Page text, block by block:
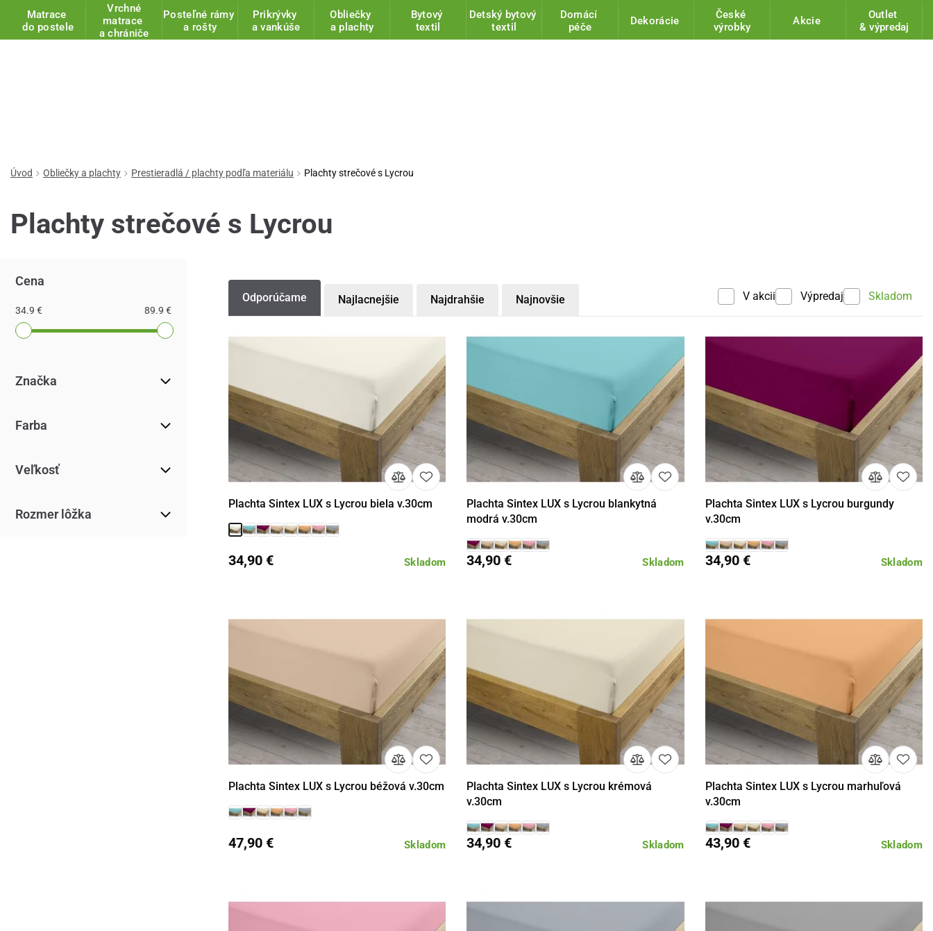
Matrace
do postele
Vrchné
matrace
a chrániče
Posteľné rámy
a rošty
Prikrývky
a vankúše
Obliečky
a plachty
Bytový
textil
Detský bytový
textil
Domácí
péče
Dekorácie
České
výrobky
Akcie
Outlet
& výpredaj
Úvod Obliečky a plachty Prestieradlá / plachty podľa materiálu Plachty strečové s Lycrou
Plachty strečové s Lycrou
Cena
34.9 € 89.9 €
Značka
Farba
Veľkosť
Rozmer lôžka
Odporúčame Najlacnejšie Najdrahšie Najnovšie V akcii Výpredaj Skladom
Detail
Plachta Sintex LUX s Lycrou biela v.30cm
Skladom
34,90 €
Detail
Plachta Sintex LUX s Lycrou blankytná
modrá v.30cm
Skladom
34,90 €
Detail
Plachta Sintex LUX s Lycrou burgundy
v.30cm
Skladom
34,90 €
Detail
Plachta Sintex LUX s Lycrou béžová v.30cm
Skladom
47,90 €
Detail
Plachta Sintex LUX s Lycrou krémová
v.30cm
Skladom
34,90 €
Detail
Plachta Sintex LUX s Lycrou marhuľová
v.30cm
Skladom
43,90 €